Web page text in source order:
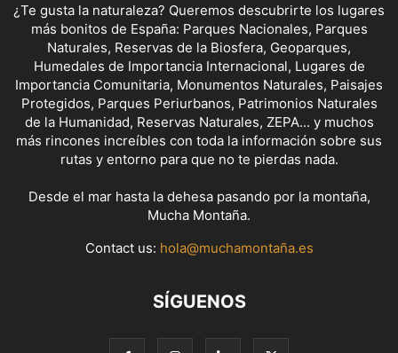
¿Te gusta la naturaleza? Queremos descubrirte los lugares
más bonitos de España: Parques Nacionales, Parques
Naturales, Reservas de la Biosfera, Geoparques,
Humedales de Importancia Internacional, Lugares de
Importancia Comunitaria, Monumentos Naturales, Paisajes
Protegidos, Parques Periurbanos, Patrimonios Naturales
de la Humanidad, Reservas Naturales, ZEPA... y muchos
más rincones increíbles con toda la información sobre sus
rutas y entorno para que no te pierdas nada.
Desde el mar hasta la dehesa pasando por la montaña,
Mucha Montaña.
Contact us: hola@muchamontaña.es
SÍGUENOS